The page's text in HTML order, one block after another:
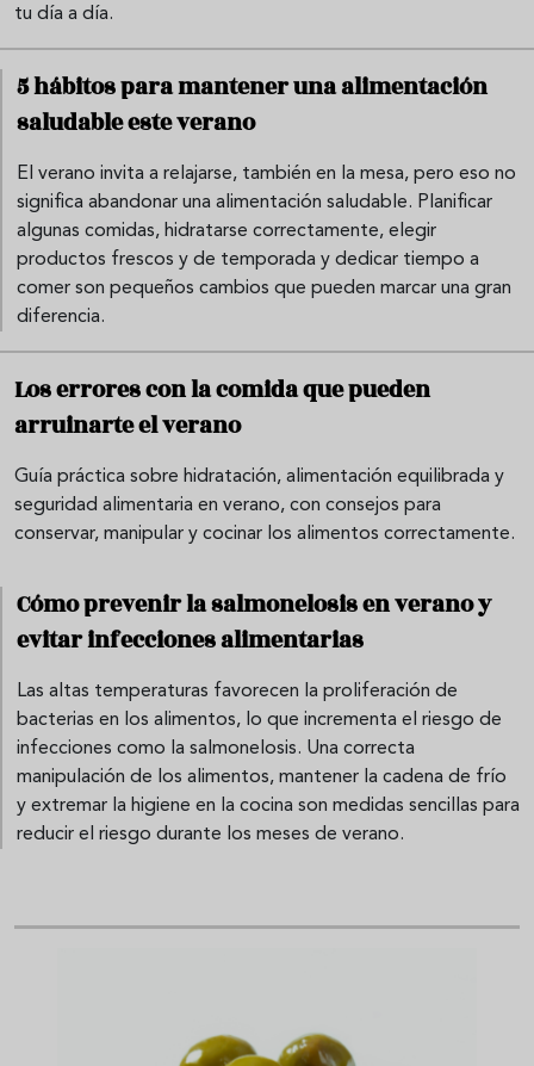
tu día a día.
5 hábitos para mantener una alimentación
saludable este verano
El verano invita a relajarse, también en la mesa, pero eso no
significa abandonar una alimentación saludable. Planificar
algunas comidas, hidratarse correctamente, elegir
productos frescos y de temporada y dedicar tiempo a
comer son pequeños cambios que pueden marcar una gran
diferencia.
Los errores con la comida que pueden
arruinarte el verano
Guía práctica sobre hidratación, alimentación equilibrada y
seguridad alimentaria en verano, con consejos para
conservar, manipular y cocinar los alimentos correctamente.
Cómo prevenir la salmonelosis en verano y
evitar infecciones alimentarias
Las altas temperaturas favorecen la proliferación de
bacterias en los alimentos, lo que incrementa el riesgo de
infecciones como la salmonelosis. Una correcta
manipulación de los alimentos, mantener la cadena de frío
y extremar la higiene en la cocina son medidas sencillas para
reducir el riesgo durante los meses de verano.